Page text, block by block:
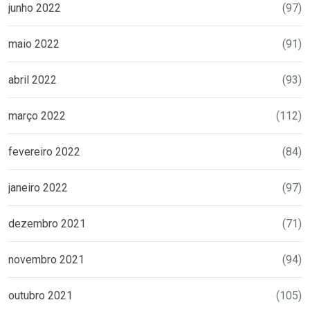
junho 2022 (97)
maio 2022 (91)
abril 2022 (93)
março 2022 (112)
fevereiro 2022 (84)
janeiro 2022 (97)
dezembro 2021 (71)
novembro 2021 (94)
outubro 2021 (105)